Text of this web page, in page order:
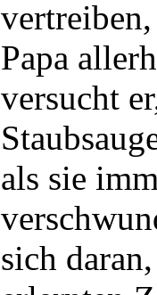
Papa
versucht
als sie
sich